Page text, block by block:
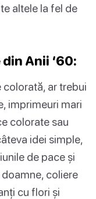
altele la fel de
Anii ‘60:
ar trebui
imprimeuri mari
colorate sau
idei simple,
de pace și
coliere
cu flori și